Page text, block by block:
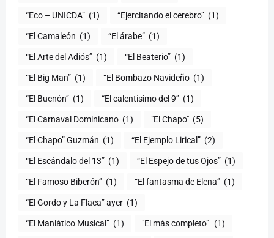
“Eco – UNICDA” (1) “Ejercitando el cerebro” (1)
“El Camaleón (1) “El árabe” (1)
“El Arte del Adiós” (1) “El Beaterio” (1)
“El Big Man” (1) “El Bombazo Navideño (1)
“El Buenón” (1) “El calentísimo del 9” (1)
“El Carnaval Dominicano (1) "El Chapo" (5)
“El Chapo” Guzmán (1) “El Ejemplo Lirical” (2)
“El Escándalo del 13” (1) “El Espejo de tus Ojos” (1)
“El Famoso Biberón” (1) “El fantasma de Elena” (1)
“El Gordo y La Flaca” ayer (1)
“El Maniático Musical” (1) "El más completo" ​ (1)